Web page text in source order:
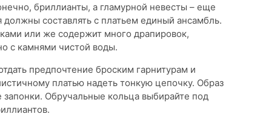
бриллианты, а гламурной невесты – еще
составлять с платьем единый ансамбль.
или же содержит много драпировок,
с камнями чистой воды.
предпочтение броским гарнитурам и
платью надеть тонкую цепочку. Образ
Обручальные кольца выбирайте под